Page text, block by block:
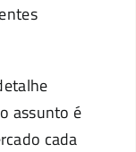
assunto é
cada